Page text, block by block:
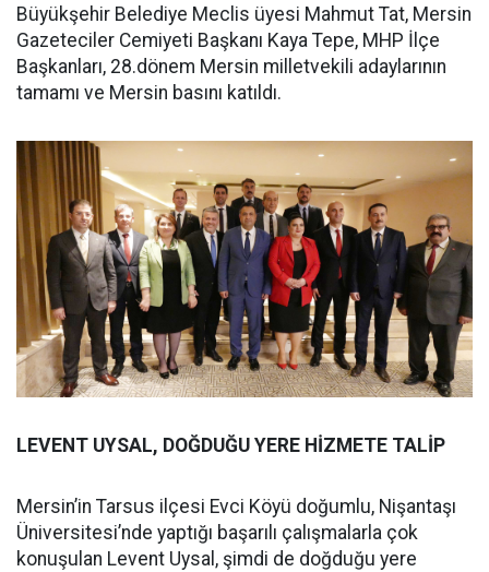
Büyükşehir Belediye Meclis üyesi Mahmut Tat, Mersin
Gazeteciler Cemiyeti Başkanı Kaya Tepe, MHP İlçe
Başkanları, 28.dönem Mersin milletvekili adaylarının
tamamı ve Mersin basını katıldı.
LEVENT UYSAL, DOĞDUĞU YERE HİZMETE TALİP
Mersin’in Tarsus ilçesi Evci Köyü doğumlu, Nişantaşı
Üniversitesi’nde yaptığı başarılı çalışmalarla çok
konuşulan Levent Uysal, şimdi de doğduğu yere